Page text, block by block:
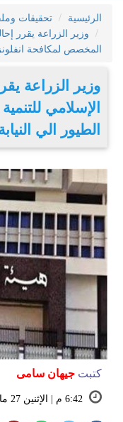
الرئيسية
تحقيقات
وزير الزراعة يقرر
المخصص لمكافحة
وزير الزراعة
الإسلامي
الطيور الي
كتبت جيهان سامى
6:42 م | الإثنين 27 مايو 2019